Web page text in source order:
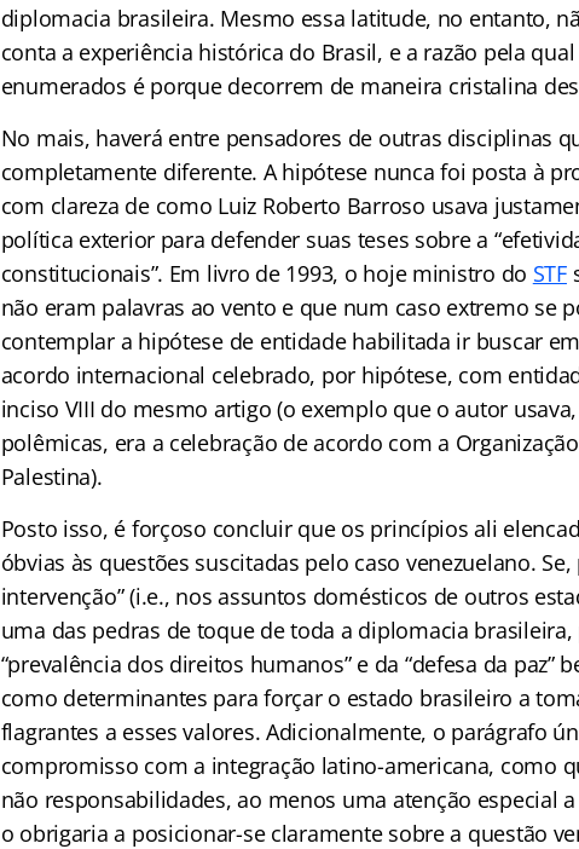
diplomacia brasileira. Mesmo essa latitude, no entanto,
conta a experiência histórica do Brasil, e a razão pela
enumerados é porque decorrem de maneira cristalina
No mais, haverá entre pensadores de outras disciplinas
completamente diferente. A hipótese nunca foi posta à
com clareza de como Luiz Roberto Barroso usava
política exterior para defender suas teses sobre a
constitucionais”. Em livro de 1993, o hoje ministro do STF
não eram palavras ao vento e que num caso extremo se
contemplar a hipótese de entidade habilitada ir buscar
acordo internacional celebrado, por hipótese, com
inciso VIII do mesmo artigo (o exemplo que o autor
polêmicas, era a celebração de acordo com a
Palestina).
Posto isso, é forçoso concluir que os princípios ali
óbvias às questões suscitadas pelo caso venezuelano.
intervenção” (i.e., nos assuntos domésticos de outros
uma das pedras de toque de toda a diplomacia
“prevalência dos direitos humanos” e da “defesa da paz”
como determinantes para forçar o estado brasileiro a
flagrantes a esses valores. Adicionalmente, o parágrafo
compromisso com a integração latino-americana, como
não responsabilidades, ao menos uma atenção especial
o obrigaria a posicionar-se claramente sobre a questão